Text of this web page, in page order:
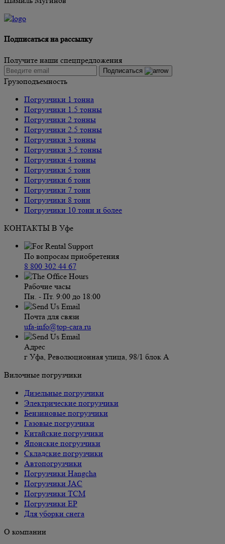
Подписаться на рассылку
Получите наши спецпредложения
Подписаться
Грузоподъемность
Погрузчики 1 тонна
Погрузчики 1.5 тонны
Погрузчики 2 тонны
Погрузчики 2.5 тонны
Погрузчики 3 тонны
Погрузчики 3.5 тонны
Погрузчики 4 тонны
Погрузчики 5 тонн
Погрузчики 6 тонн
Погрузчики 7 тонн
Погрузчики 8 тонн
Погрузчики 10 тонн и более
КОНТАКТЫ В Уфе
По вопросам приобретения
8 800 302 44 67
Рабочие часы
Пн. - Пт. 9:00 до 18:00
Почта для связи
ufa-info@top-cara.ru
Адрес
г Уфа, Революционная улица, 98/1 блок А
Вилочные погрузчики
Дизельные погрузчики
Электрические погрузчики
Бензиновые погрузчики
Газовые погрузчики
Китайские погрузчики
Японские погрузчики
Складские погрузчики
Автопогрузчики
Погрузчики Hangcha
Погрузчики JAC
Погрузчики TCM
Погрузчики EP
Для уборки снега
О компании